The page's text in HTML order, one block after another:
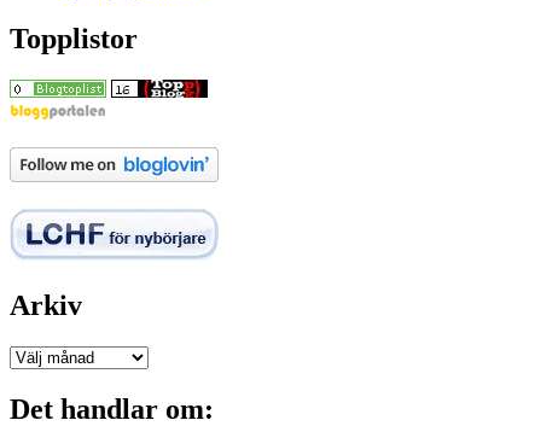
Topplistor
Arkiv
Arkiv
Det handlar om: